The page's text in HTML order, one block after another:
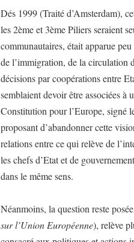
Dés 1999 (Traité d’Amsterdam),
les 2ème et 3ème Piliers seraient
communautaires, était apparue
de l’immigration, de la circulation
décisions par coopérations entre
semblaient devoir être associées
Constitution pour l’Europe, signé
proposant d’abandonner cette
relations entre ce qui relève de
les chefs d’Etat et de
dans le même sens.
Néanmoins, la question reste
sur l’Union Européenne), relève